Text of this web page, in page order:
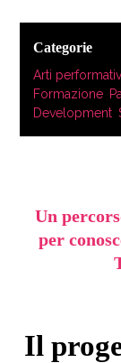
Categorie
Arti
Formazione,
Development,
Un
per
Il